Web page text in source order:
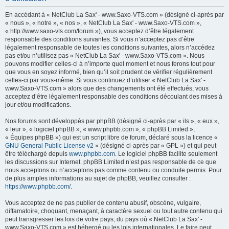
h
En accédant à « NetClub La Sax' - www.Saxo-VTS.com » (désigné ci-après par
« nous », « notre », « nos », « NetClub La Sax' - www.Saxo-VTS.com »,
« http://www.saxo-vts.com/forum »), vous acceptez d’être légalement
responsable des conditions suivantes. Si vous n’acceptez pas d’être
légalement responsable de toutes les conditions suivantes, alors n’accédez
pas et/ou n’utilisez pas « NetClub La Sax' - www.Saxo-VTS.com ». Nous
pouvons modifier celles-ci à n’importe quel moment et nous ferons tout pour
que vous en soyez informé, bien qu’il soit prudent de vérifier régulièrement
celles-ci par vous-même. Si vous continuez d’utiliser « NetClub La Sax' -
www.Saxo-VTS.com » alors que des changements ont été effectués, vous
acceptez d’être légalement responsable des conditions découlant des mises à
jour et/ou modifications.
Nos forums sont développés par phpBB (désigné ci-après par « ils », « eux »,
« leur », « logiciel phpBB », « www.phpbb.com », « phpBB Limited »,
« Équipes phpBB ») qui est un script libre de forum, déclaré sous la licence «
GNU General Public License v2 » (désigné ci-après par « GPL ») et qui peut
être téléchargé depuis www.phpbb.com. Le logiciel phpBB facilite seulement
les discussions sur Internet. phpBB Limited n’est pas responsable de ce que
nous acceptons ou n’acceptons pas comme contenu ou conduite permis. Pour
de plus amples informations au sujet de phpBB, veuillez consulter :
https://www.phpbb.com/.
Vous acceptez de ne pas publier de contenu abusif, obscène, vulgaire,
diffamatoire, choquant, menaçant, à caractère sexuel ou tout autre contenu qui
peut transgresser les lois de votre pays, du pays où « NetClub La Sax' -
www.Saxo-VTS.com » est hébergé ou les lois internationales. Le faire peut